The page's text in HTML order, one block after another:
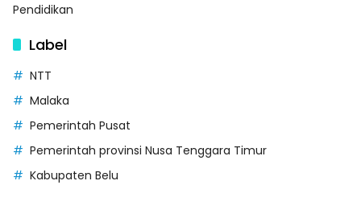
Pendidikan
Label
NTT
Malaka
Pemerintah Pusat
Pemerintah provinsi Nusa Tenggara Timur
Kabupaten Belu